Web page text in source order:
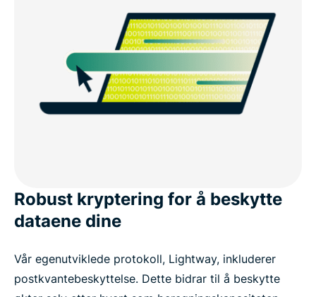
Robust kryptering for å beskytte
dataene dine
Vår egenutviklede protokoll, Lightway, inkluderer
postkvantebeskyttelse. Dette bidrar til å beskytte